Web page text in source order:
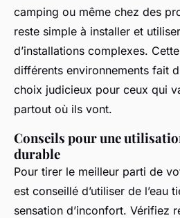
camping ou même chez des
reste simple à installer et
d’installations complexes.
différents environnements fait
choix judicieux pour ceux qui
partout où ils vont.
Conseils pour une
durable
Pour tirer le meilleur parti de
est conseillé d’utiliser de l’eau
sensation d’inconfort. Vérifiez